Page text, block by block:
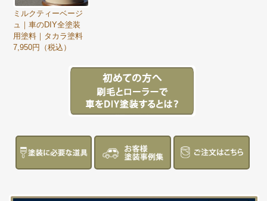
ミルクティーベージ
ュ｜車のDIY全塗装
用塗料｜タカラ塗料
7,950円（税込）